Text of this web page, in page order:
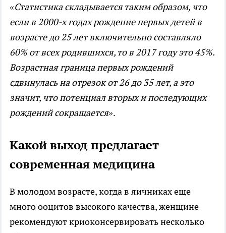
«Статистика складывается таким образом, что
если в 2000-х годах рождение первых детей в
возрасте до 25 лет включительно составляло
60% от всех родившихся, то в 2017 году это 45%.
Возрастная граница первых рождений
сдвинулась на отрезок от 26 до 35 лет, а это
значит, что потенциал вторых и последующих
рождений сокращается».
Какой выход предлагает
современная медицина
В молодом возрасте, когда в яичниках еще
много ооцитов высокого качества, женщине
рекомендуют криоконсервировать несколько